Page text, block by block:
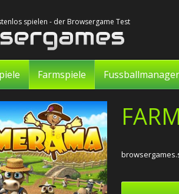
spielen - der Browsergame Test
Farmspiele Fussballmanager